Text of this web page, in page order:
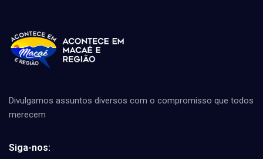
Divulgamos assuntos diversos com o compromisso que todos
merecem
Siga-nos: